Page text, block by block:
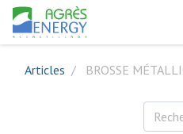
Articles BROSSE